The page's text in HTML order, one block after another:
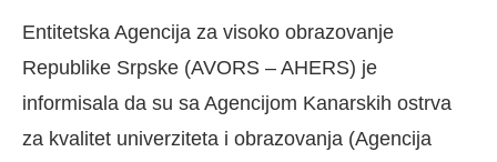
Entitetska Agencija za visoko obrazovanje
Republike Srpske (AVORS – AHERS) je
informisala da su sa Agencijom Kanarskih ostrva
za kvalitet univerziteta i obrazovanja (Agencija